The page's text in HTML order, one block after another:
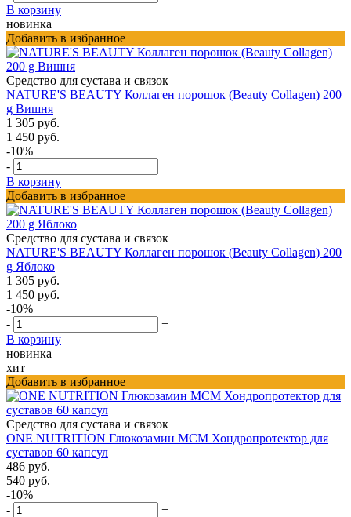
В корзину
новинка
Добавить в избранное
Средство для сустава и связок
NATURE'S BEAUTY Коллаген порошок (Beauty Collagen) 200
g Вишня
1 305 руб.
1 450 руб.
-10%
-
+
В корзину
Добавить в избранное
Средство для сустава и связок
NATURE'S BEAUTY Коллаген порошок (Beauty Collagen) 200
g Яблоко
1 305 руб.
1 450 руб.
-10%
-
+
В корзину
новинка
хит
Добавить в избранное
Средство для сустава и связок
ONE NUTRITION Глюкозамин МСМ Хондропротектор для
суставов 60 капсул
486 руб.
540 руб.
-10%
-
+